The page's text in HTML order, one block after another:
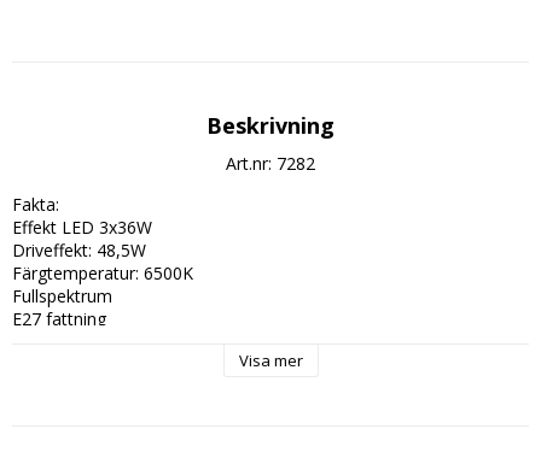
Beskrivning
Art.nr: 7282
Fakta:
Effekt LED 3x36W
Driveffekt: 48,5W
Färgtemperatur: 6500K
Fullspektrum
E27 fattning
Visa mer